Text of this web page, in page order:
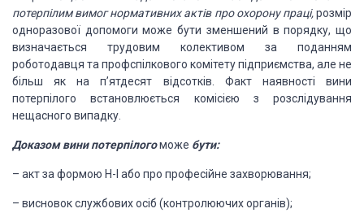
потерпілим вимог нормативних актів про охорону праці,розмір
одноразової допомоги може бути зменшений в порядку, що
визначається трудовим колективом за поданням
роботодавця та профспілкового комітету підприємства, але не
більш як на п’ятдесят відсотків. Факт наявності вини
потерпілого встановлюється комісією з розслідування
нещасного випадку.
Доказом вини потерпілогоможе бути:
– акт за формою Н-І або про професійне захворювання;
– висновок службових осіб (контролюючих органів);